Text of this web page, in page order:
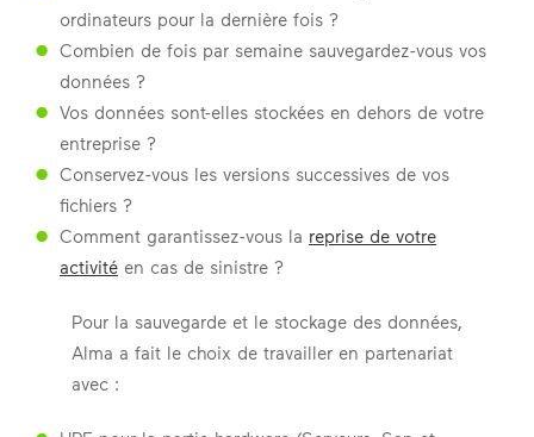
ordinateurs pour la dernière fois ?
Combien de fois par semaine sauvegardez-vous vos
données ?
Vos données sont-elles stockées en dehors de votre
entreprise ?
Conservez-vous les versions successives de vos
fichiers ?
Comment garantissez-vous la reprise de votre
activité en cas de sinistre ?
Pour la sauvegarde et le stockage des données,
Alma a fait le choix de travailler en partenariat
avec :